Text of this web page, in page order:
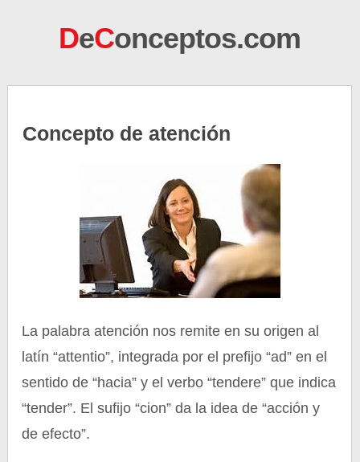
DeConceptos.com
Concepto de atención
La palabra atención nos remite en su origen al
latín “attentio”, integrada por el prefijo “ad” en el
sentido de “hacia” y el verbo “tendere” que indica
“tender”. El sufijo “cion” da la idea de “acción y
de efecto”.